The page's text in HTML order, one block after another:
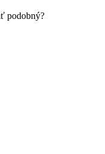
podobný?